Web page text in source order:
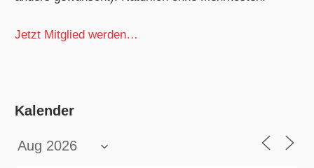
Jetzt Mitglied werden…
Kalender